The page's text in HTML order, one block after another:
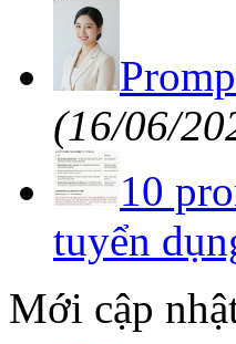
(16/06/
10
tuyển
Mới cập